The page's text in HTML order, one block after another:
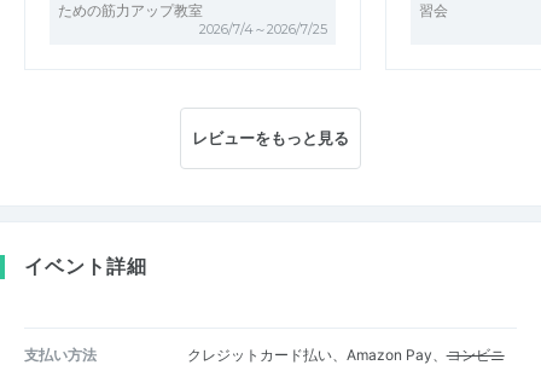
ための筋力アップ教室
2026/7/4～2026/7/25
習会
レビューをもっと見る
イベント詳細
支払い方法 クレジットカード払い、Amazon Pay、コンビニ